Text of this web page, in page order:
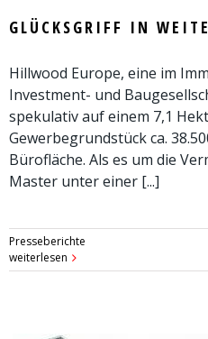
GLÜCKSGRIFF IN
Hillwood Europe, eine im
Investment- und
spekulativ auf einem 7,1
Gewerbegrundstück ca.
Bürofläche. Als es um die
Master unter einer [...]
Presseberichte
weiterlesen